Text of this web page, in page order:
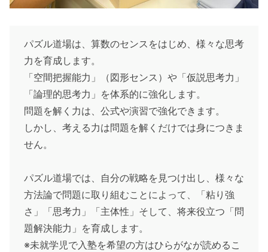
パズル道場は、算数のセンスをはじめ、様々な思考
力を育成します。
「空間把握能力」（図形センス）や「仮説思考力」
「論理的思考力」を体系的に強化します。
問題を解く力は、公式や演習で強化できます。
しかし、考える力は問題を解くだけでは身につきま
せん。
パズル道場では、自分の戦略を見つけ出し、様々な
方法論で問題に取り組むことによって、「粘り強
さ」「思考力」「主体性」そして、将来役立つ「問
題解決能力」を育成します。
※未就学児で入塾を希望の方はひらがなが読めるこ